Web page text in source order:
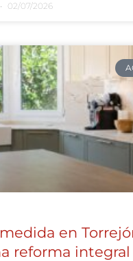
02/07/2026
en
reforma integral